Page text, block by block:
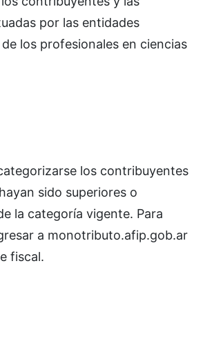
por las entidades
los profesionales en ciencias
los contribuyentes
sido superiores o
la categoría vigente. Para
a monotributo.afip.gob.ar
fiscal.